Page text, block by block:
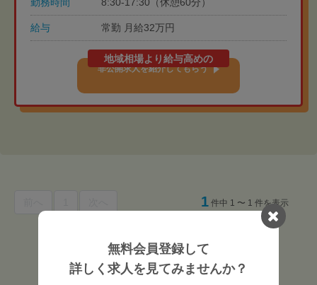
給与 常勤 月給32万円
地域相場より給与高めの
非公開求人を紹介してもらう
1 件中 1 〜 1 件を表示
無料会員登録して
詳しく求人を見てみませんか？